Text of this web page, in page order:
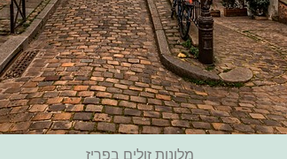
מלונות זולים בפריז